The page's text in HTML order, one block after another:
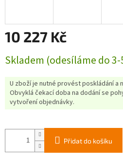
10 227 Kč
cena:
Skladem (odesíláme do
U zboží je nutné provést poskládání a
Obvyklá čekací doba na dodání se
vytvoření objednávky.
Přidat do košíku